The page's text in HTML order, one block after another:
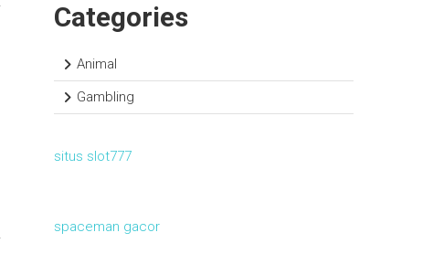
Categories
Animal
Gambling
situs slot777
spaceman gacor